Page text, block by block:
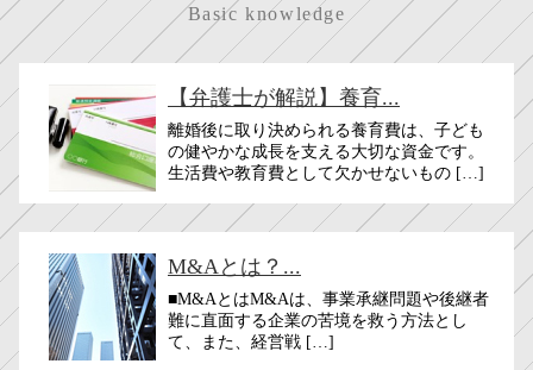
Basic knowledge
【弁護士が解説】養育...
離婚後に取り決められる養育費は、子ども
の健やかな成長を支える大切な資金です。
生活費や教育費として欠かせないもの […]
M&Aとは？...
■M&AとはM&Aは、事業承継問題や後継者
難に直面する企業の苦境を救う方法とし
て、また、経営戦 […]